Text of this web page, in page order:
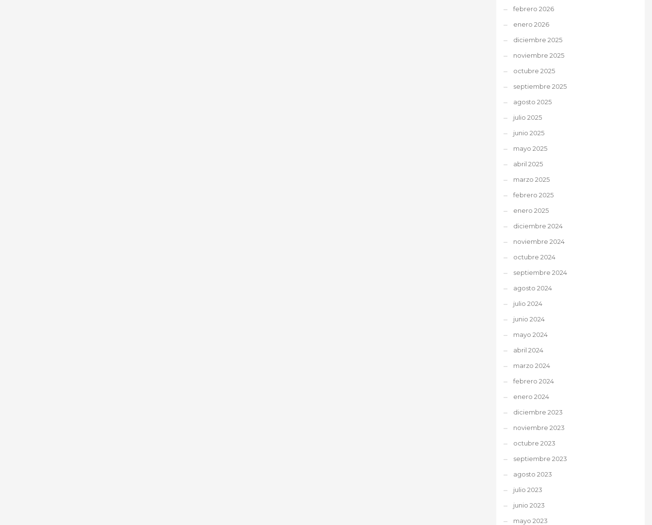
febrero 2026
enero 2026
diciembre 2025
noviembre 2025
octubre 2025
septiembre 2025
agosto 2025
julio 2025
junio 2025
mayo 2025
abril 2025
marzo 2025
febrero 2025
enero 2025
diciembre 2024
noviembre 2024
octubre 2024
septiembre 2024
agosto 2024
julio 2024
junio 2024
mayo 2024
abril 2024
marzo 2024
febrero 2024
enero 2024
diciembre 2023
noviembre 2023
octubre 2023
septiembre 2023
agosto 2023
julio 2023
junio 2023
mayo 2023